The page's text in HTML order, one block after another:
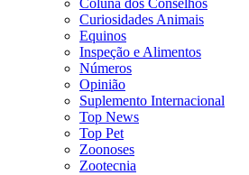
Coluna dos Conselhos
Curiosidades Animais
Equinos
Inspeção e Alimentos
Números
Opinião
Suplemento Internacional
Top News
Top Pet
Zoonoses
Zootecnia